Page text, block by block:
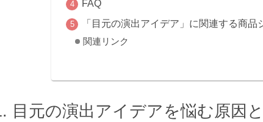
FAQ
「目元の演出アイデア」に関連する商
関連リンク
目元の演出アイデアを悩む原因